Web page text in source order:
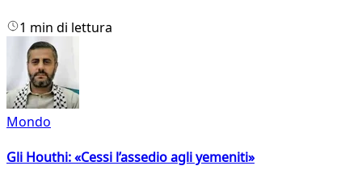
1 min di lettura
Mondo
Gli Houthi: «Cessi l’assedio agli yemeniti»